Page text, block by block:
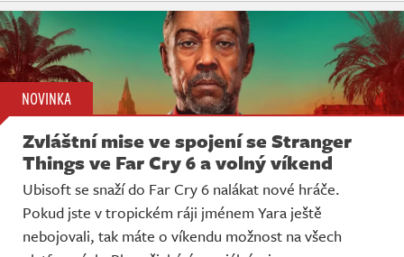
NOVINKA
Zvláštní mise ve spojení se Stranger
Things ve Far Cry 6 a volný víkend
Ubisoft se snaží do Far Cry 6 nalákat nové hráče.
Pokud jste v tropickém ráji jménem Yara ještě
nebojovali, tak máte o víkendu možnost na všech